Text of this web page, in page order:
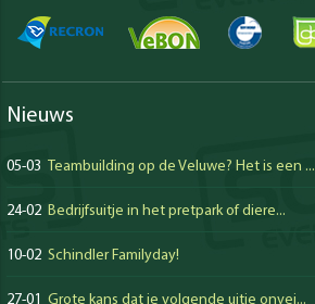
Nieuws
05-03 Teambuilding op de Veluwe? Het is een ...
24-02 Bedrijfsuitje in het pretpark of diere...
10-02 Schindler Familyday!
27-01 Grote kans dat je volgende uitje onvei...